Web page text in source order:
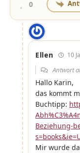
0
Ellen 10
Antwort
Hallo Karin,
das kommt
Buchtipp:
Beziehung-
Mir wurde